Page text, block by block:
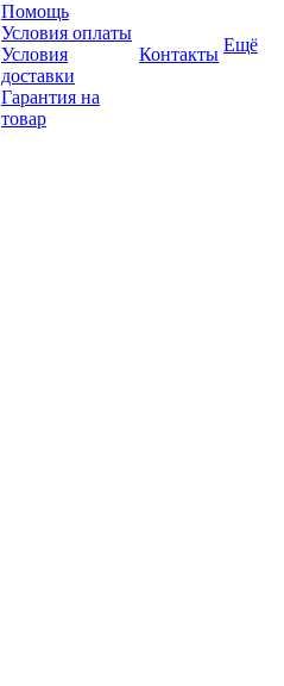
Помощь
Условия оплаты
Условия
доставки
Гарантия на
товар
Контакты Ещё